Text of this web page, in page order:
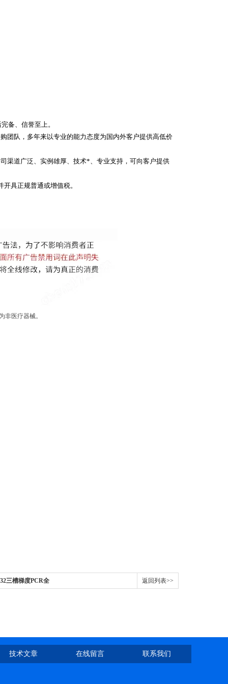
备、信誉至上。
团队，多年来以专业的能力态度为国内外客户提供高低价
渠道广泛、实例雄厚、技术*、专业支持，可向客户提供
具正规普通或增值税。
非医疗器械。
三槽梯度PCR全 返回列表>>
技术文章 在线留言 联系我们